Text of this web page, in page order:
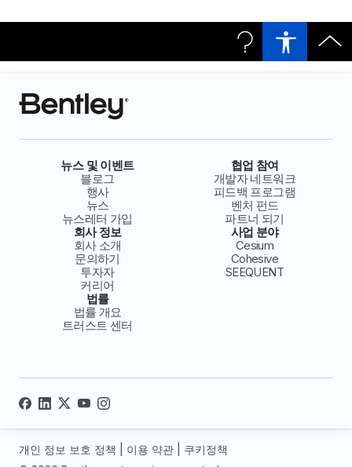
뉴스 및 이벤트
블로그
행사
뉴스
뉴스레터 가입
협업 참여
개발자 네트워크
피드백 프로그램
벤처 펀드
파트너 되기
회사 정보
회사 소개
문의하기
투자자
커리어
사업 분야
Cesium
Cohesive
SEEQUENT
법률
법률 개요
트러스트 센터
개인 정보 보호 정책 이용 약관 쿠키정책